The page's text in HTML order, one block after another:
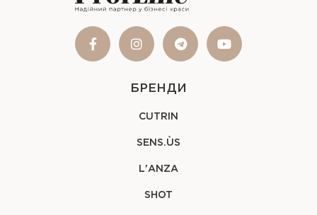
БРЕНДИ
CUTRIN
SENS.ÙS
L'ANZA
SHOT